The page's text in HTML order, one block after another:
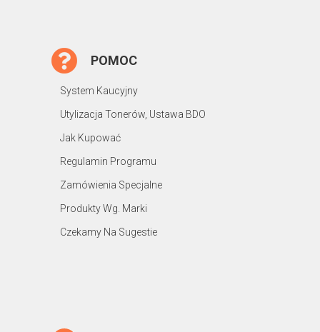
POMOC
System Kaucyjny
Utylizacja Tonerów, Ustawa BDO
Jak Kupować
Regulamin Programu
Zamówienia Specjalne
Produkty Wg. Marki
Czekamy Na Sugestie